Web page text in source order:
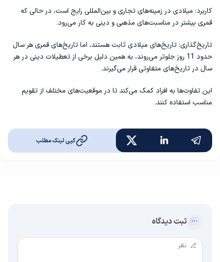
کاربرد: میلادی در زمینه‌های تجاری و بین‌المللی رایج است، در حالی که
قمری بیشتر در مناسبت‌های مذهبی و دینی به کار می‌رود.
تاریخ‌گذاری: تاریخ‌های میلادی ثابت هستند، اما تاریخ‌های قمری هر سال
حدود 11 روز جلوتر می‌روند، به همین دلیل برخی از تعطیلات دینی در هر
سال در تاریخ‌های متفاوتی قرار می‌گیرند.
این تفاوت‌ها به افراد کمک می‌کند تا در موقعیت‌های مختلف از تقویم
مناسب استفاده کنند.
کپی لینک مطلب
ثبت دیدگاه